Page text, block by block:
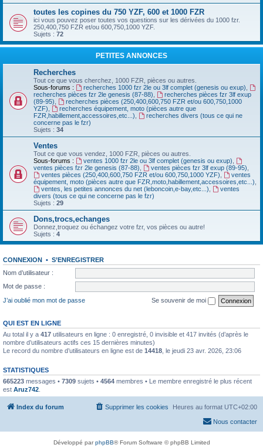
toutes les copines du 750 YZF, 600 et 1000 FZR
ici vous pouvez poser toutes vos questions sur les dérivées du 1000 fzr.
250,400,750 FZR et/ou 600,750,1000 YZF.
Sujets : 72
PETITES ANNONCES
Recherches
Tout ce que vous cherchez, 1000 FZR, pièces ou autres.
Sous-forums :
recherches 1000 fzr 2le ou 3lf complet (genesis ou exup)
recherches pièces fzr 2le genesis (87-88)
recherches pièces fzr 3lf exup
(89-95)
recherches pièces (250,400,600,750 FZR et/ou 600,750,1000
YZF)
recherches équipement, moto (pièces autre que
FZR,habillement,accessoires,etc...)
recherches divers (tous ce qui ne
concerne pas le fzr)
Sujets : 34
Ventes
Tout ce que vous vendez, 1000 FZR, pièces ou autres.
Sous-forums :
ventes 1000 fzr 2le ou 3lf complet (genesis ou exup)
ventes pièces fzr 2le genesis (87-88)
ventes pièces fzr 3lf exup (89-95)
ventes pièces (250,400,600,750 FZR et/ou 600,750,1000 YZF)
ventes
équipement, moto (pièces autre que FZR,moto,habillement,accessoires,etc...)
ventes, les petites annonces du net (leboncoin,e-bay,etc...)
ventes
divers (tous ce qui ne concerne pas le fzr)
Sujets : 29
Dons,trocs,echanges
Donnez,troquez ou échangez votre fzr, vos pièces ou autre!
Sujets : 4
CONNEXION • S’ENREGISTRER
Nom d’utilisateur :
Mot de passe :
J’ai oublié mon mot de passe
Se souvenir de moi
QUI EST EN LIGNE
Au total il y a 417 utilisateurs en ligne : 0 enregistré, 0 invisible et 417 invités (d’après le
nombre d’utilisateurs actifs ces 15 dernières minutes)
Le record du nombre d’utilisateurs en ligne est de 14418 , le jeudi 23 avr. 2026, 23:06
STATISTIQUES
665223 messages • 7309 sujets • 4564 membres • Le membre enregistré le plus récent
est Aruz742
Index du forum Heures au format UTC+02:00
Supprimer les cookies
Nous contacter
Développé parphpBB® Forum Software © phpBB Limited